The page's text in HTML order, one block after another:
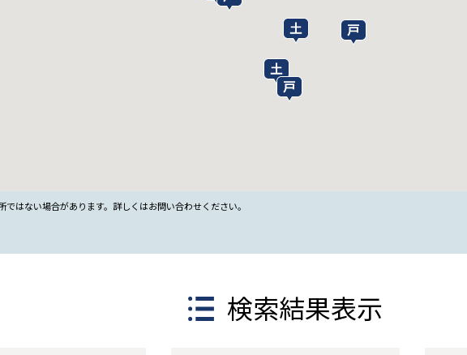
はない場合があります。詳しくはお問い合わせください。
検索結果表示